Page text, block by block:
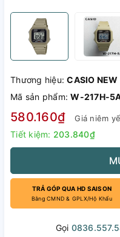
Thương hiệu:CASIO NEW
Mã sản phẩm:W-217H-
580.160₫ Giá niêm
Tiết kiệm: 203.840₫
TRẢ GÓP QUA HD SAISON
Bằng CMND & GPLX/Hộ Khẩu
Gọi